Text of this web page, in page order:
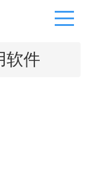
软件